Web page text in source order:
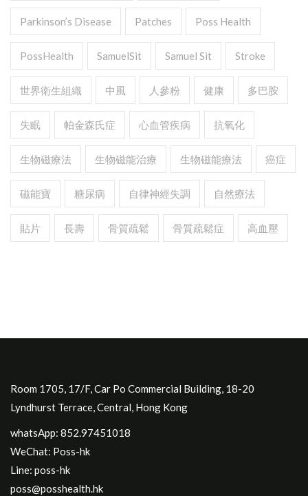
Parkinson’s Disease Patches Poss Health
PossHealth SamuelSit Samuel Sit Stroke
世界衛生組織 中風 人參粉 健康 多巴胺
失眠 帕金森氏症 心血管疾病 抗氧化
生物磁療法 生物磁能治療 生物磁能療法 癌症
磁能寶 糖尿病 自律神經失調 自然療法
貼片 長壽 骨質疏鬆 骨質疏鬆症 高血壓
Room 1705, 17/F, Car Po Commercial Building, 18-20
Lyndhurst Terrace, Central, Hong Kong
whatsApp: 852.97451018
WeChat: Poss-hk
Line: poss-hk
poss@posshealth.hk